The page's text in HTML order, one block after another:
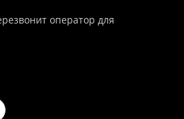
оператор для